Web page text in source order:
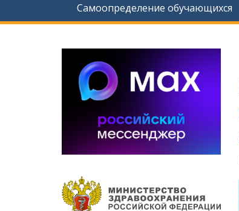
Самоопределение обучающихся